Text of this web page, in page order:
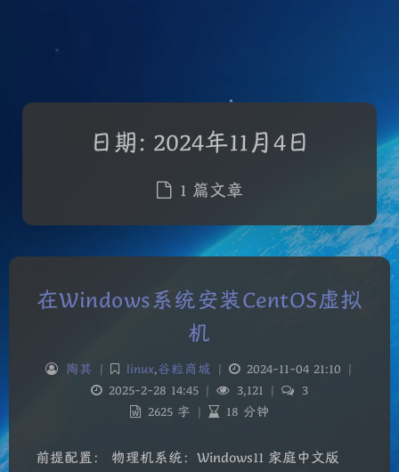
日期: 2024年11月4日
1 篇文章
在Windows系统安装CentOS虚拟
机
陶其 | linux,谷粒商城 | 2024-11-04 21:10 |
2025-2-28 14:45 | 3,121 |
3
2625 字 | 18 分钟
前提配置： 物理机系统：Windows11 家庭中文版